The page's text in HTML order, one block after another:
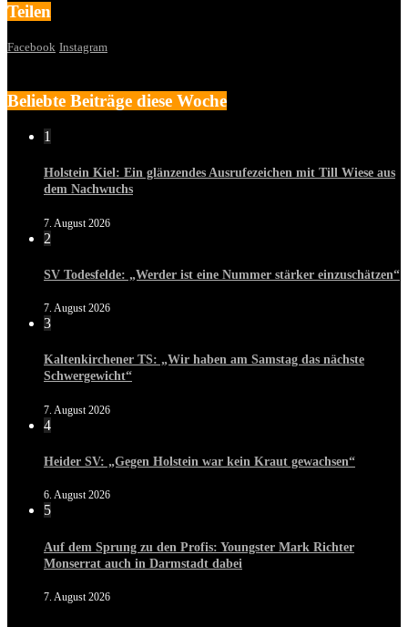
Teilen
Facebook Instagram
Beliebte Beiträge diese Woche
1
Holstein Kiel: Ein glänzendes Ausrufezeichen mit Till Wiese aus
dem Nachwuchs
7. August 2026
2
SV Todesfelde: „Werder ist eine Nummer stärker einzuschätzen“
7. August 2026
3
Kaltenkirchener TS: „Wir haben am Samstag das nächste
Schwergewicht“
7. August 2026
4
Heider SV: „Gegen Holstein war kein Kraut gewachsen“
6. August 2026
5
Auf dem Sprung zu den Profis: Youngster Mark Richter
Monserrat auch in Darmstadt dabei
7. August 2026